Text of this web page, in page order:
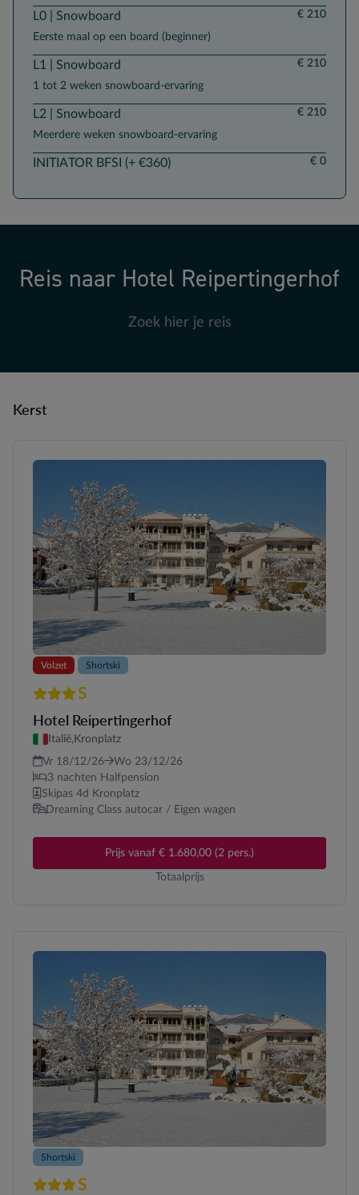
L0 | Snowboard
Eerste maal op een board (beginner)
€ 210
L1 | Snowboard
1 tot 2 weken snowboard-ervaring
€ 210
L2 | Snowboard
Meerdere weken snowboard-ervaring
€ 210
INITIATOR BFSI (+ €360) € 0
Reis naar Hotel Reipertingerhof
Zoek hier je reis
Kerst
Volzet Shortski
3 sterren Superior
S
Hotel Reipertingerhof
Italië,Kronplatz
Vr 18/12/26
Wo 23/12/26
3 nachten Halfpension
Skipas 4d Kronplatz
Dreaming Class autocar / Eigen wagen
Prijs vanaf € 1.680,00 (2 pers.)
Totaalprijs
Shortski
3 sterren Superior
S